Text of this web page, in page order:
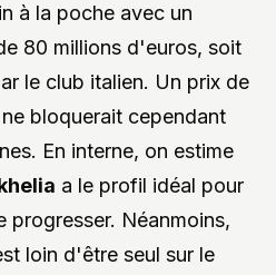
à la poche avec un
80 millions d'euros, soit
le club italien. Un prix de
bloquerait cependant
En interne, on estime
a le profil idéal pour
progresser. Néanmoins,
loin d'être seul sur le